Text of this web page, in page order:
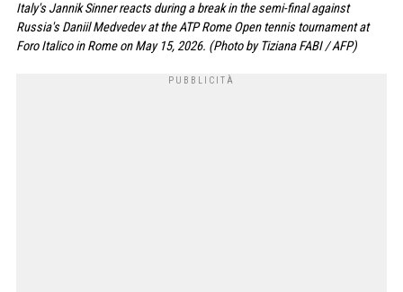
Italy's Jannik Sinner reacts during a break in the semi-final against
Russia's Daniil Medvedev at the ATP Rome Open tennis tournament at
Foro Italico in Rome on May 15, 2026. (Photo by Tiziana FABI / AFP)